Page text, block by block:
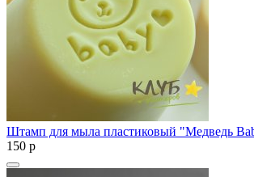
Штамп для мыла пластиковый "Медведь
150 p